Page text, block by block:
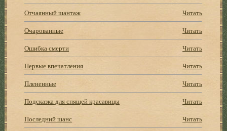
Отчаянный шантаж
Читать
Очарованные
Читать
Ошибка смерти
Читать
Первые впечатления
Читать
Плененные
Читать
Подсказка для спящей красавицы
Читать
Последний шанс
Читать